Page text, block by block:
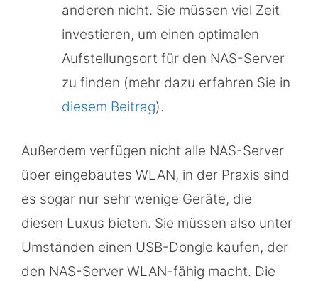
anderen nicht. Sie müssen viel Zeit
investieren, um einen optimalen
Aufstellungsort für den NAS-Server
zu finden (mehr dazu erfahren Sie in
diesem Beitrag).
Außerdem verfügen nicht alle NAS-Server
über eingebautes WLAN, in der Praxis sind
es sogar nur sehr wenige Geräte, die
diesen Luxus bieten. Sie müssen also unter
Umständen einen USB-Dongle kaufen, der
den NAS-Server WLAN-fähig macht. Die